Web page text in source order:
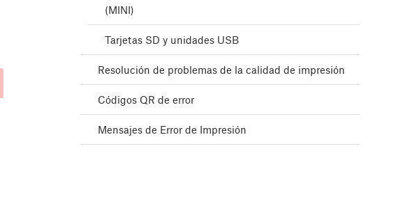
(MINI)
Tarjetas SD y unidades USB
Resolución de problemas de la calidad de impresión
Códigos QR de error
Mensajes de Error de Impresión